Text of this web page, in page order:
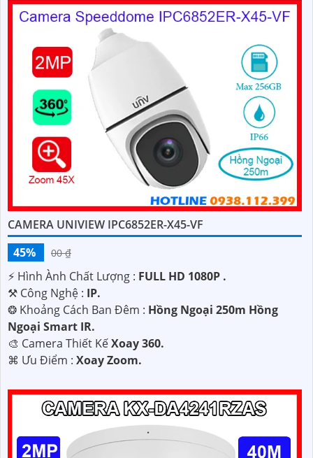
CAMERA UNIVIEW IPC6852ER-X45-VF
45%
00 ₫
️⚡ Hình Ành Chất Lượng : FULL HD 1080P .
⚒ Công Nghệ : IP.
❂ Khoảng Cách Ban Đêm : Hồng Ngoại 250m Hồng
Ngoại Smart IR.
🎨 Camera Thiết KếXoay 360.
️⌘ Ưu Điểm : Xoay Zoom.